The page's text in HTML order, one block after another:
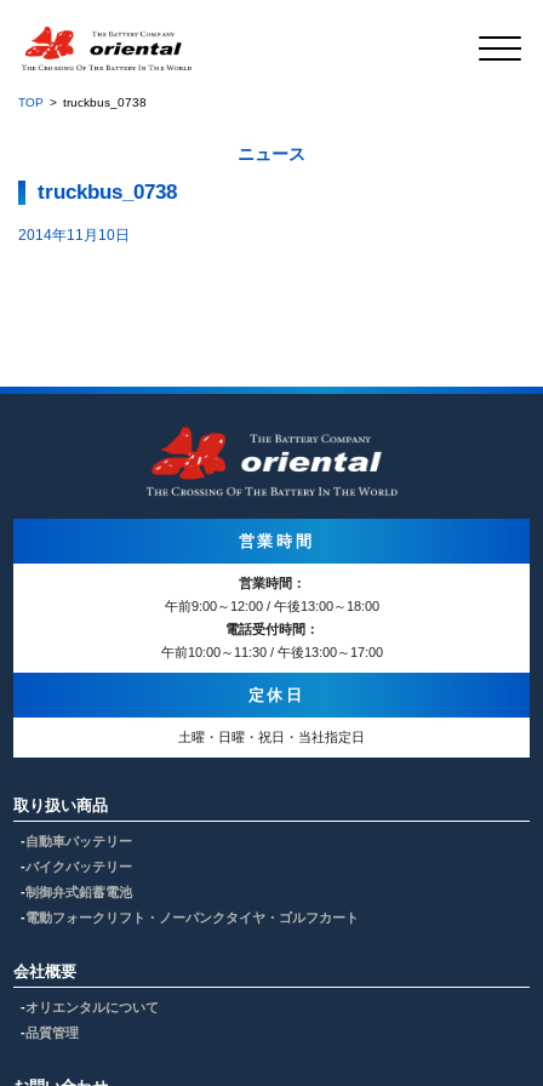
TOP truckbus_0738
ニュース
truckbus_0738
2014年11月10日
営業時間
営業時間：
午前9:00～12:00 / 午後13:00～18:00
電話受付時間：
午前10:00～11:30 / 午後13:00～17:00
定休日
土曜・日曜・祝日・当社指定日
取り扱い商品
自動車バッテリー
バイクバッテリー
制御弁式鉛蓄電池
電動フォークリフト・ノーパンクタイヤ・ゴルフカート
会社概要
オリエンタルについて
品質管理